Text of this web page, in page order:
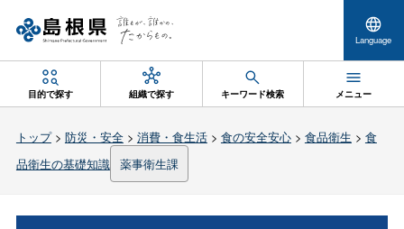
Language
目的で探す 組織で探す キーワード検索 メニュー
トップ> 防災・安全> 消費・食生活> 食の安全安心> 食品衛生 > 食
品衛生の基礎知識 薬事衛生課